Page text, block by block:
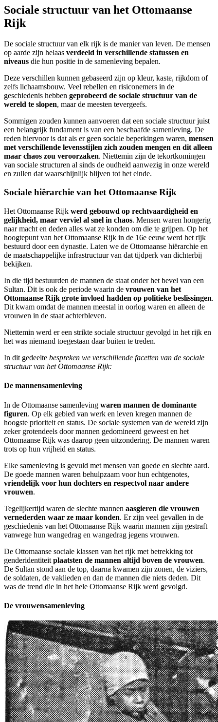
Sociale structuur van het Ottomaanse
Rijk
De sociale structuur van elk rijk is de manier van leven. De mensen
op aarde zijn helaas verdeeld in verschillende statussen en
niveaus die hun positie in de samenleving bepalen.
Deze verschillen kunnen gebaseerd zijn op kleur, kaste, rijkdom of
zelfs lichaamsbouw. Veel rebellen en risiconemers in de
geschiedenis hebben geprobeerd de sociale structuur van de
wereld te slopen, maar de meesten tevergeefs.
Sommigen zouden kunnen aanvoeren dat een sociale structuur juist
een belangrijk fundament is van een beschaafde samenleving. De
reden hiervoor is dat als er geen sociale beperkingen waren, mensen
met verschillende levensstijlen zich zouden mengen en dit alleen
maar chaos zou veroorzaken. Niettemin zijn de tekortkomingen
van sociale structuren al sinds de oudheid aanwezig in onze wereld
en zullen dat waarschijnlijk blijven tot het einde.
Sociale hiërarchie van het Ottomaanse Rijk
Het Ottomaanse Rijk werd gebouwd op rechtvaardigheid en
gelijkheid, maar verviel al snel in chaos. Mensen waren hongerig
naar macht en deden alles wat ze konden om die te grijpen. Op het
hoogtepunt van het Ottomaanse Rijk in de 16e eeuw werd het rijk
bestuurd door een dynastie. Laten we de Ottomaanse hiërarchie en
de maatschappelijke infrastructuur van dat tijdperk van dichterbij
bekijken.
In die tijd bestuurden de mannen de staat onder het bevel van een
Sultan. Dit is ook de periode waarin de vrouwen van het
Ottomaanse Rijk grote invloed hadden op politieke beslissingen.
Dit kwam omdat de mannen meestal in oorlog waren en alleen de
vrouwen in de staat achterbleven.
Niettemin werd er een strikte sociale structuur gevolgd in het rijk en
het was niemand toegestaan daar buiten te treden.
In dit gedeelte bespreken we verschillende facetten van de sociale
structuur van het Ottomaanse Rijk:
De mannensamenleving
In de Ottomaanse samenleving waren mannen de dominante
figuren. Op elk gebied van werk en leven kregen mannen de
hoogste prioriteit en status. De sociale systemen van de wereld zijn
zeker grotendeels door mannen gedomineerd geweest en het
Ottomaanse Rijk was daarop geen uitzondering. De mannen waren
trots op hun vrijheid en status.
Elke samenleving is gevuld met mensen van goede en slechte aard.
De goede mannen waren behulpzaam voor hun echtgenotes,
vriendelijk voor hun dochters en respectvol naar andere
vrouwen.
Tegelijkertijd waren de slechte mannen aasgieren die vrouwen
vernederden waar ze maar konden. Er zijn veel gevallen in de
geschiedenis van het Ottomaanse Rijk waarin mannen zijn gestraft
vanwege hun wangedrag en wangedrag jegens vrouwen.
De Ottomaanse sociale klassen van het rijk met betrekking tot
genderidentiteit plaatsten de mannen altijd boven de vrouwen.
De Sultan stond aan de top, daarna kwamen zijn zonen, de viziers,
de soldaten, de vaklieden en dan de mannen die niets deden. Dit
was de trend die in het hele Ottomaanse Rijk werd gevolgd.
De vrouwensamenleving